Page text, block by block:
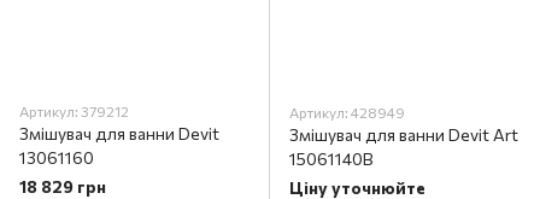
Артикул: 379212
Змішувач для ванни Devit
13061160
18 829 грн
Артикул: 428949
Змішувач для ванни Devit Art
15061140B
Ціну уточнюйте